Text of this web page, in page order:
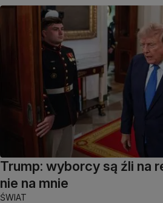
Trump: wyborcy są źli na
nie na mnie
ŚWIAT